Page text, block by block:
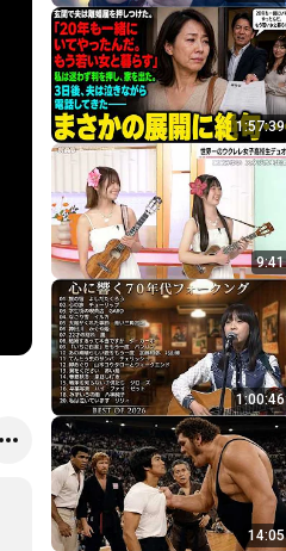
1:57:39
9:41
1:00:46
14:05